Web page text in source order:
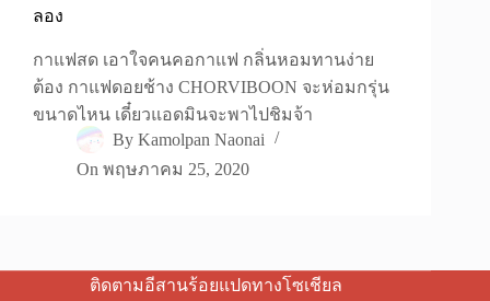
ลอง
กาแฟสด เอาใจคนคอกาแฟ กลิ่นหอมทานง่าย
ต้อง กาแฟดอยช้าง CHORVIBOON จะห่อมกรุ่น
ขนาดไหน เดี๋ยวแอดมินจะพาไปชิมจ้า
By Kamolpan Naonai
On พฤษภาคม 25, 2020
ติดตามอีสานร้อยแปดทางโซเชียล